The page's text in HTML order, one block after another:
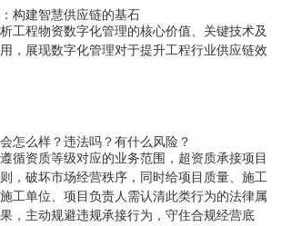
构建智慧供应链的基石
工程物资数字化管理的核心价值、关键技术及
，展现数字化管理对于提升工程行业供应链效
怎么样？违法吗？有什么风险？
循资质等级对应的业务范围，超资质承接项目
，破坏市场经营秩序，同时给项目质量、施工
工单位、项目负责人需认清此类行为的法律属
，主动规避违规承接行为，守住合规经营底